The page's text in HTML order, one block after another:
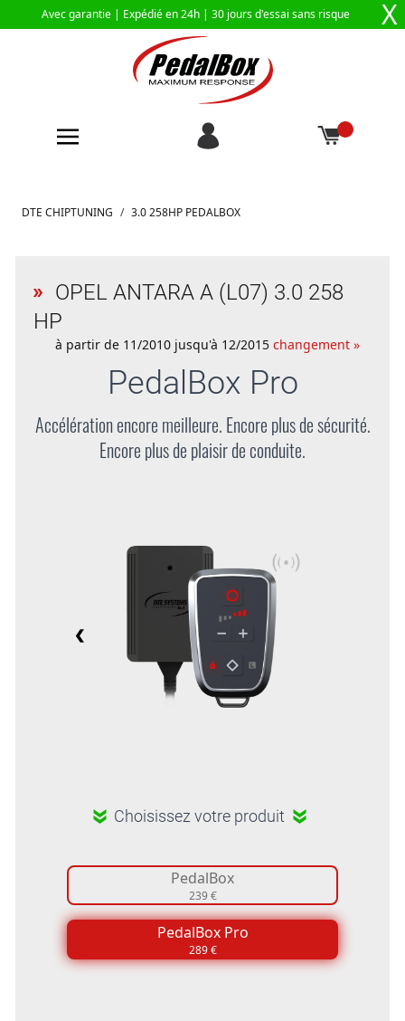
Avec garantie | Expédié en 24h | 30 jours d'essai sans risque X
DTE CHIPTUNING / 3.0 258HP PEDALBOX
OPEL ANTARA A (L07) 3.0 258
HP
à partir de 11/2010 jusqu'à 12/2015 changement »
PedalBox Pro
Accélération encore meilleure. Encore plus de sécurité.
Encore plus de plaisir de conduite.
Choisissez votre produit
PedalBox
239 €
PedalBox Pro
289 €